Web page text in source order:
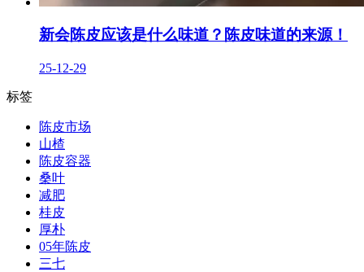
新会陈皮应该是什么味道？陈皮味道的来源！
25-12-29
标签
陈皮市场
山楂
陈皮容器
桑叶
减肥
桂皮
厚朴
05年陈皮
三七